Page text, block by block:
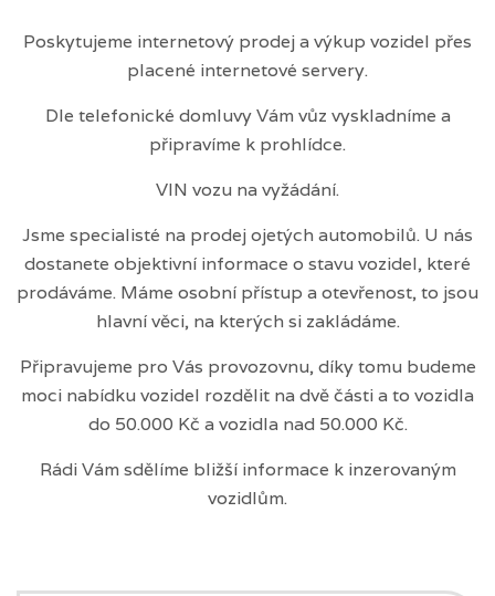
Poskytujeme internetový prodej a výkup vozidel přes
placené internetové servery.
Dle telefonické domluvy Vám vůz vyskladníme a
připravíme k prohlídce.
VIN vozu na vyžádání.
Jsme specialisté na prodej ojetých automobilů. U nás
dostanete objektivní informace o stavu vozidel, které
prodáváme. Máme osobní přístup a otevřenost, to jsou
hlavní věci, na kterých si zakládáme.
Připravujeme pro Vás provozovnu, díky tomu budeme
moci nabídku vozidel rozdělit na dvě části a to vozidla
do 50.000 Kč a vozidla nad 50.000 Kč.
Rádi Vám sdělíme bližší informace k inzerovaným
vozidlům.